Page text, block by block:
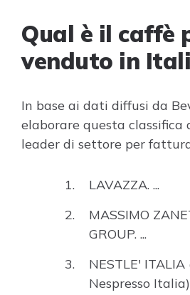
Qual è il caffè
venduto in
In base ai dati diffusi da
elaborare questa classifica
leader di settore per
LAVAZZA. ...
MASSIMO
GROUP. ...
NESTLE' ITALIA
Nespresso Italia)